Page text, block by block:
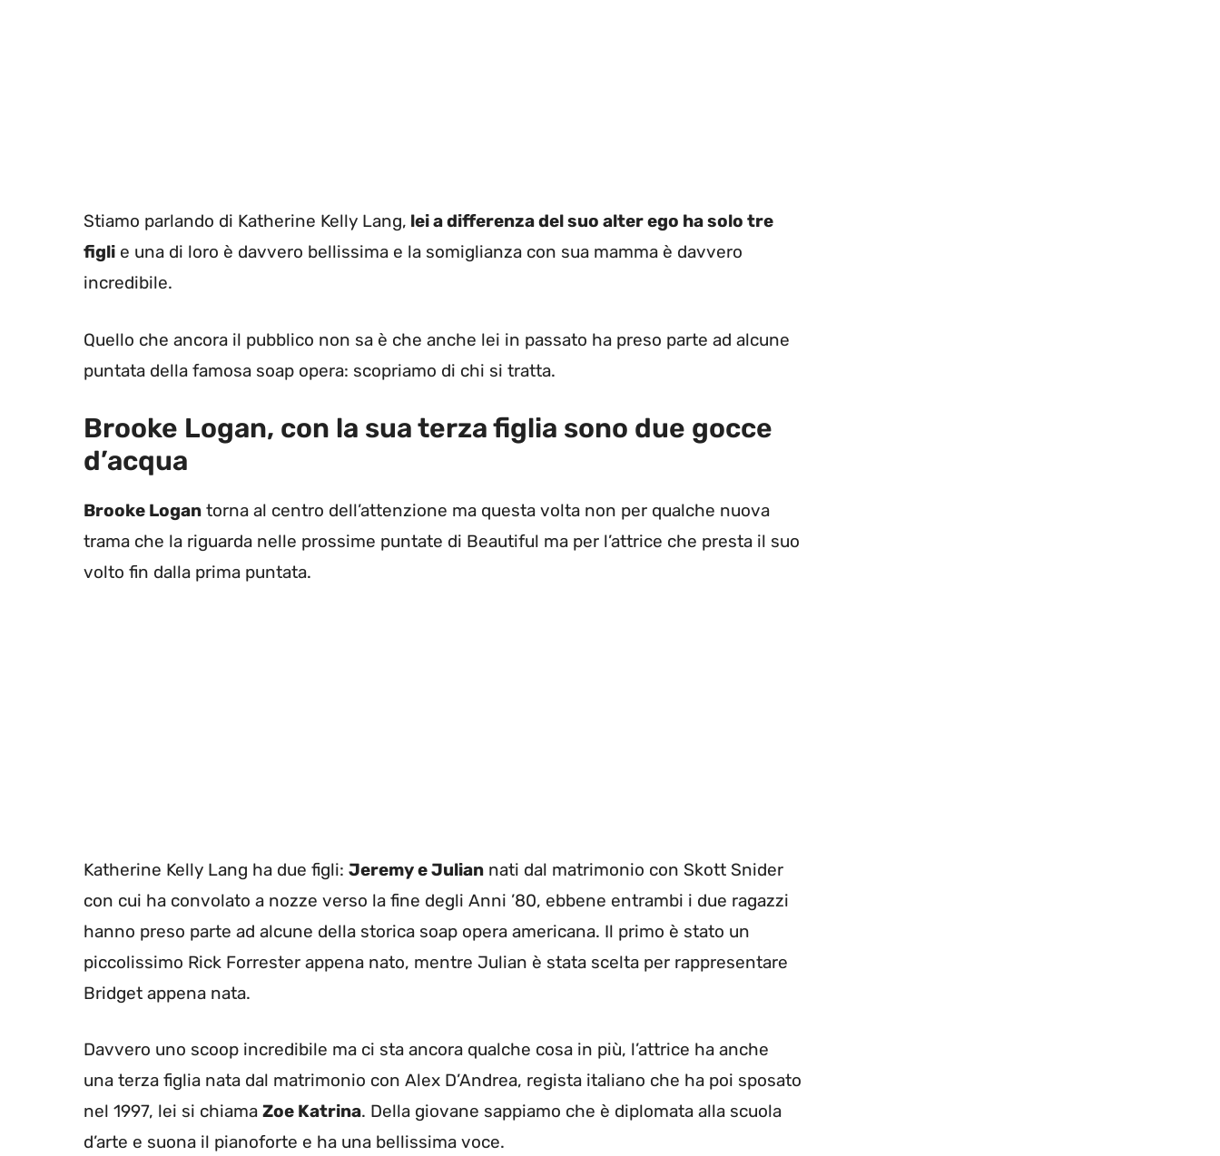
Stiamo parlando di Katherine Kelly Lang, lei a differenza del suo alter ego ha solo tre
figli e una di loro è davvero bellissima e la somiglianza con sua mamma è davvero
incredibile.
Quello che ancora il pubblico non sa è che anche lei in passato ha preso parte ad alcune
puntata della famosa soap opera: scopriamo di chi si tratta.
Brooke Logan, con la sua terza figlia sono due gocce
d’acqua
Brooke Logan torna al centro dell’attenzione ma questa volta non per qualche nuova
trama che la riguarda nelle prossime puntate di Beautiful ma per l’attrice che presta il suo
volto fin dalla prima puntata.
Katherine Kelly Lang ha due figli: Jeremy e Julian nati dal matrimonio con Skott Snider
con cui ha convolato a nozze verso la fine degli Anni ’80, ebbene entrambi i due ragazzi
hanno preso parte ad alcune della storica soap opera americana. Il primo è stato un
piccolissimo Rick Forrester appena nato, mentre Julian è stata scelta per rappresentare
Bridget appena nata.
Davvero uno scoop incredibile ma ci sta ancora qualche cosa in più, l’attrice ha anche
una terza figlia nata dal matrimonio con Alex D’Andrea, regista italiano che ha poi sposato
nel 1997, lei si chiama Zoe Katrina. Della giovane sappiamo che è diplomata alla scuola
d’arte e suona il pianoforte e ha una bellissima voce.